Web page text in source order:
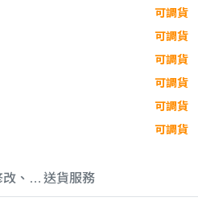
可調貨
可調貨
可調貨
可調貨
可調貨
可調貨
、取消與退款政策
送貨服務